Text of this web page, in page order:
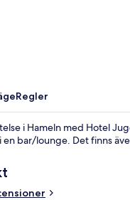
Regler
i Hameln med Hotel
en bar/lounge. Det finns